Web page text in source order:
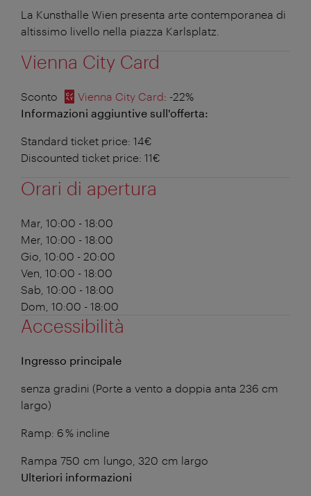
La Kunsthalle Wien presenta arte contemporanea di
altissimo livello nella piazza Karlsplatz.
Vienna City Card
Sconto Vienna City Card: -22%
Informazioni aggiuntive sull'offerta:
Standard ticket price: 14€
Discounted ticket price: 11€
Orari di apertura
Mar, 10:00 - 18:00
Mer, 10:00 - 18:00
Gio, 10:00 - 20:00
Ven, 10:00 - 18:00
Sab, 10:00 - 18:00
Dom, 10:00 - 18:00
Accessibilità
Ingresso principale
senza gradini (Porte a vento a doppia anta 236 cm
largo)
Ramp: 6 % incline
Rampa 750 cm lungo, 320 cm largo
Ulteriori informazioni